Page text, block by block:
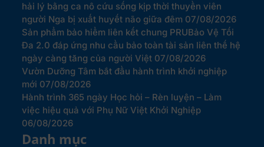
hải lý bằng ca nô cứu sống kịp thời thuyền viên
người Nga bị xuất huyết não giữa đêm 07/08/2026
Sản phẩm bảo hiểm liên kết chung PRUBảo Vệ Tối
Đa 2.0 đáp ứng nhu cầu bảo toàn tài sản liên thế hệ
ngày càng tăng của người Việt 07/08/2026
Vườn Dưỡng Tâm bắt đầu hành trình khởi nghiệp
mới 07/08/2026
Hành trình 365 ngày Học hỏi – Rèn luyện – Làm
việc hiệu quả với Phụ Nữ Việt Khởi Nghiệp
06/08/2026
Danh mục